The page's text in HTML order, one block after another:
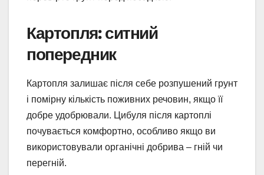
Картопля: ситний
попередник
Картопля залишає після себе розпушений грунт
і помірну кількість поживних речовин, якщо її
добре удобрювали. Цибуля після картоплі
почувається комфортно, особливо якщо ви
використовували органічні добрива – гній чи
перегній.